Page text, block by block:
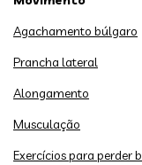
Agachamento búlgaro
Prancha lateral
Alongamento
Musculação
Exercícios para perder